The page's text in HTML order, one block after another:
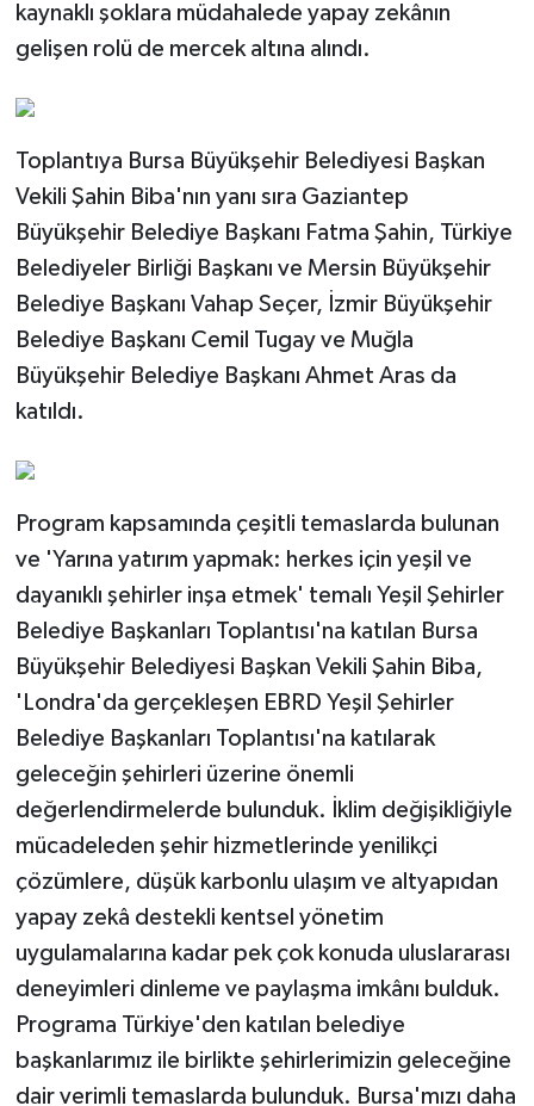
kaynaklı şoklara müdahalede yapay zekânın
gelişen rolü de mercek altına alındı.
Toplantıya Bursa Büyükşehir Belediyesi Başkan
Vekili Şahin Biba'nın yanı sıra Gaziantep
Büyükşehir Belediye Başkanı Fatma Şahin, Türkiye
Belediyeler Birliği Başkanı ve Mersin Büyükşehir
Belediye Başkanı Vahap Seçer, İzmir Büyükşehir
Belediye Başkanı Cemil Tugay ve Muğla
Büyükşehir Belediye Başkanı Ahmet Aras da
katıldı.
Program kapsamında çeşitli temaslarda bulunan
ve 'Yarına yatırım yapmak: herkes için yeşil ve
dayanıklı şehirler inşa etmek' temalı Yeşil Şehirler
Belediye Başkanları Toplantısı'na katılan Bursa
Büyükşehir Belediyesi Başkan Vekili Şahin Biba,
'Londra'da gerçekleşen EBRD Yeşil Şehirler
Belediye Başkanları Toplantısı'na katılarak
geleceğin şehirleri üzerine önemli
değerlendirmelerde bulunduk. İklim değişikliğiyle
mücadeleden şehir hizmetlerinde yenilikçi
çözümlere, düşük karbonlu ulaşım ve altyapıdan
yapay zekâ destekli kentsel yönetim
uygulamalarına kadar pek çok konuda uluslararası
deneyimleri dinleme ve paylaşma imkânı bulduk.
Programa Türkiye'den katılan belediye
başkanlarımız ile birlikte şehirlerimizin geleceğine
dair verimli temaslarda bulunduk. Bursa'mızı daha